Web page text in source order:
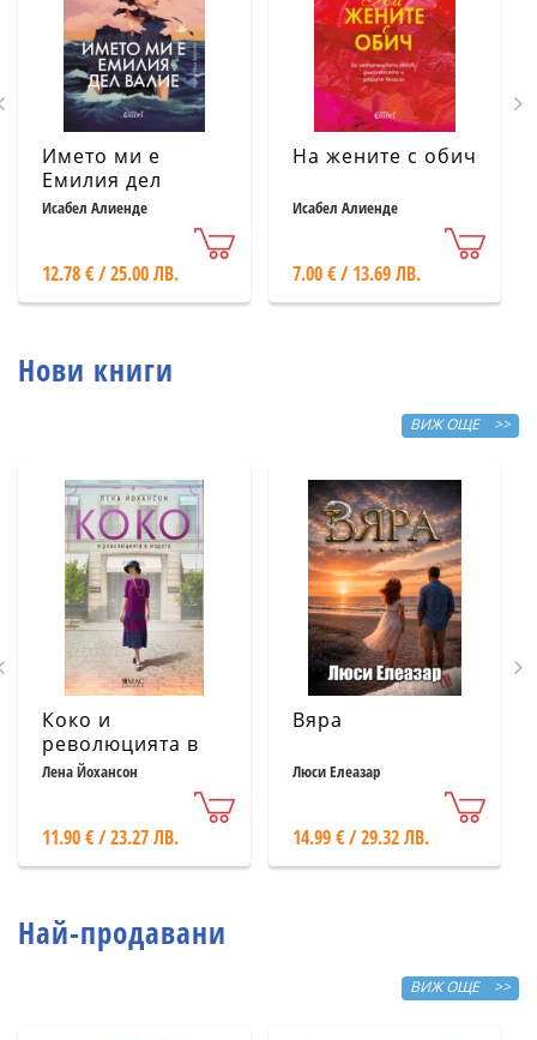
Името ми е
Емилия дел
Валие
Исабел Алиенде
12.78 € / 25.00 ЛВ.
На жените с обич
Исабел Алиенде
7.00 € / 13.69 ЛВ.
Нови книги
ВИЖ ОЩЕ >>
Коко и
революцията в
модата
Лена Йохансон
11.90 € / 23.27 ЛВ.
Вяра
Люси Елеазар
14.99 € / 29.32 ЛВ.
Най-продавани
ВИЖ ОЩЕ >>